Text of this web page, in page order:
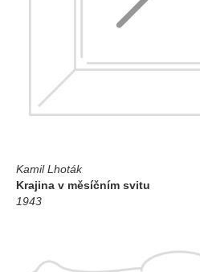
Kamil Lhoták
Krajina v měsíčním svitu
1943